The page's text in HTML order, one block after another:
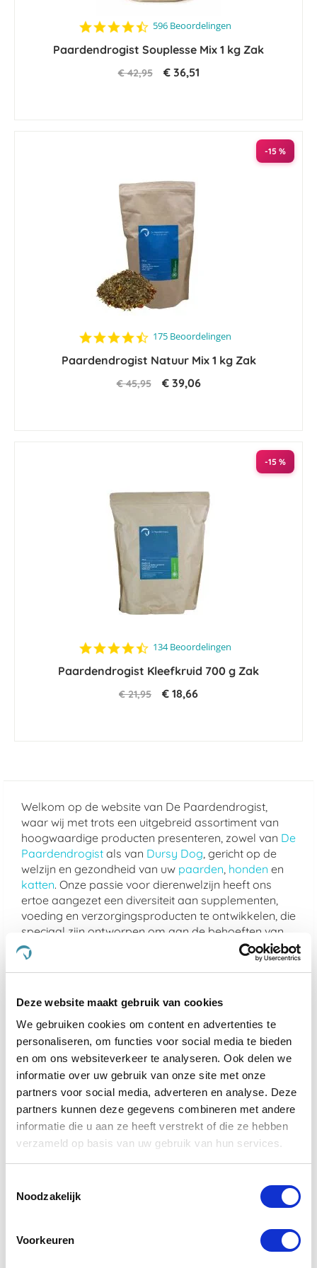
Deze website maakt gebruik van cookies
We gebruiken cookies om content en advertenties te
personaliseren, om functies voor social media te bieden
en om ons websiteverkeer te analyseren. Ook delen we
informatie over uw gebruik van onze site met onze
partners voor social media, adverteren en analyse. Deze
partners kunnen deze gegevens combineren met andere
informatie die u aan ze heeft verstrekt of die ze hebben
verzameld op basis van uw gebruik van hun services.
Noodzakelijk
Voorkeuren
4.6
rating
596 Beoordelingen
Paardendrogist Souplesse Mix 1 kg Zak
€ 42,95 € 36,51
-15 %
4.7
rating
175 Beoordelingen
Paardendrogist Natuur Mix 1 kg Zak
€ 45,95 € 39,06
-15 %
4.6
rating
134 Beoordelingen
Paardendrogist Kleefkruid 700 g Zak
€ 21,95 € 18,66
Welkom op de website van De Paardendrogist,
waar wij met trots een uitgebreid assortiment van
hoogwaardige producten presenteren, zowel van De
Paardendrogist als van Dursy Dog, gericht op de
welzijn en gezondheid van uw paarden, honden en
katten. Onze passie voor dierenwelzijn heeft ons
ertoe aangezet een diversiteit aan supplementen,
voeding en verzorgingsproducten te ontwikkelen, die
speciaal zijn ontworpen om aan de behoeften van
uw geliefde viervoeters te voldoen.
Of uw dier nu behoefte heeft aan ondersteuning
spijsvertering, of een mooiere vacht, bij De
Paardendrogist vindt u producten die hierop zijn
afgestemd. Elk product in ons assortiment is
zorgvuldig geselecteerd op basis van kwaliteit en
effectiviteit, en is ontwikkeld om de gezondheid en
het geluk van uw huisdier te optimaliseren.
We geloven sterk in het bieden van alleen het beste
voor uw dier, en daarom zijn alle producten die we
aanbieden veilig, effectief en makkelijk in gebruik.
Van supplementen die de gemoedsrust bieden aan
vangewrichten ondersteunen bij oudere honden
en
katten, ons doel is om een merkbare verbetering in
Kies voor de kwaliteit van De Paardendrogist en